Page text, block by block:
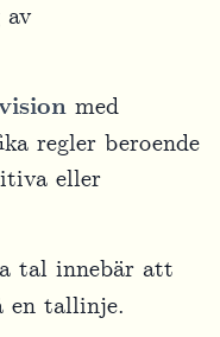
av
med
regler beroende
eller
tal innebär att
en tallinje.